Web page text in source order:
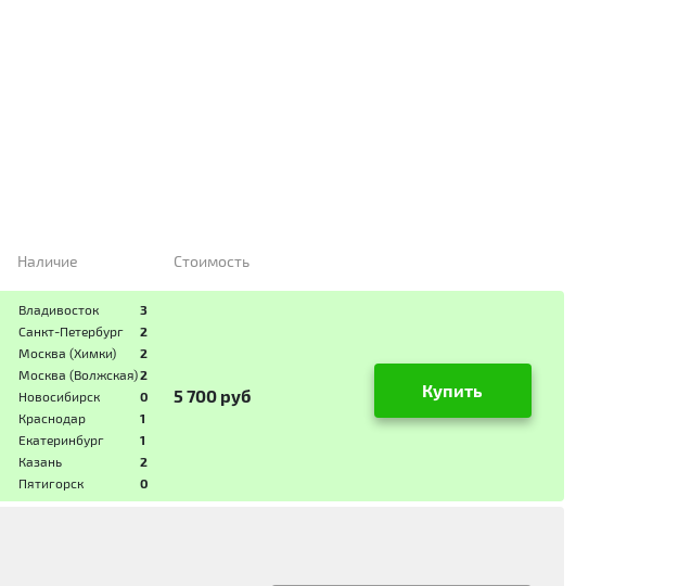
Наличие Стоимость
Владивосток
3
Санкт-Петербург
2
Москва (Химки)
2
Москва (Волжская)2
Новосибирск
0
Краснодар
1
Екатеринбург
1
Казань
2
Пятигорск
0
5 700 руб Купить